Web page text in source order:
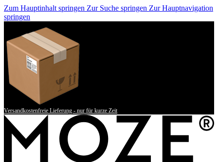
Zum Hauptinhalt springen Zur Suche springen Zur Hauptnavigation
springen
Versandkostenfreie Lieferung - nur für kurze Zeit